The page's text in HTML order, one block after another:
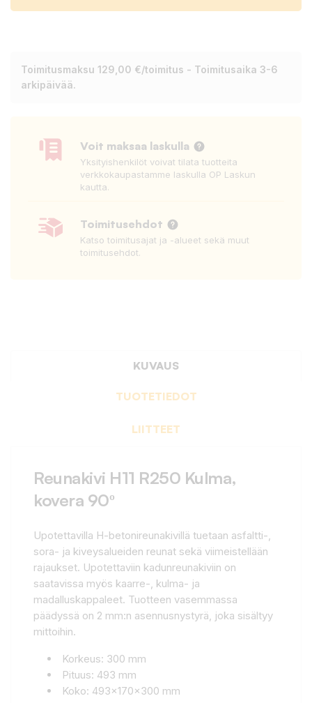
Toimitusmaksu 129,00 €/toimitus - Toimitusaika 3-6
arkipäivää.
Voit maksaa laskulla
Yksityishenkilöt voivat tilata tuotteita
verkkokaupastamme laskulla OP Laskun
kautta.
Toimitusehdot
Katso toimitusajat ja -alueet sekä muut
toimitusehdot.
KUVAUS
TUOTETIEDOT
LIITTEET
Reunakivi H11 R250 Kulma,
kovera 90º
Upotettavilla H-betonireunakivillä tuetaan asfaltti-,
sora- ja kiveysalueiden reunat sekä viimeistellään
rajaukset. Upotettaviin kadunreunakiviin on
saatavissa myös kaarre-, kulma- ja
madalluskappaleet. Tuotteen vasemmassa
päädyssä on 2 mm:n asennusnystyrä, joka sisältyy
mittoihin.
Korkeus: 300 mm
Pituus: 493 mm
Koko: 493x170x300 mm